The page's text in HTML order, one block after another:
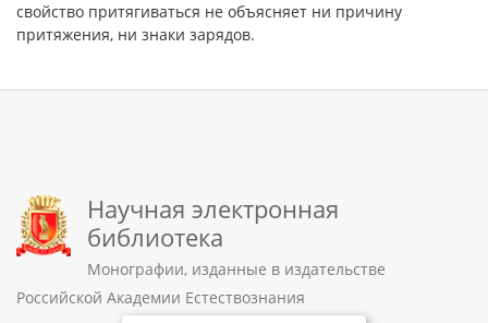
свойство притягиваться не объясняет ни причину
притяжения, ни знаки зарядов.
Научная электронная
библиотека
Монографии, изданные в издательстве
Российской Академии Естествознания